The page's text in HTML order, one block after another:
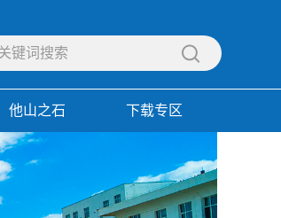
他山之石 下载专区